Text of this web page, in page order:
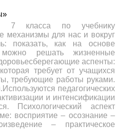
7 класса по учебнику
для нас и вокруг
показать, как на основе
решать жизненные
аспенты:
требует от учащихся
требующие работы руками.
педагогических
и интенсификации
Психологический аспект
восприятие – осознание –
– практическое